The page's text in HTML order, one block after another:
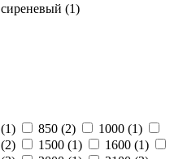
сиреневый (1)
(1) 850 (2) 1000 (1)
(2) 1500 (1) 1600 (1)